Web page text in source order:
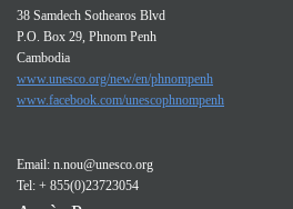
38 Samdech Sothearos Blvd
P.O. Box 29, Phnom Penh
Cambodia
www.unesco.org/new/en/phnompenh
www.facebook.com/unescophnompenh
Email: n.nou@unesco.org
Tel: + 855(0)23723054